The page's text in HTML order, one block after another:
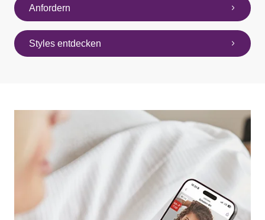
Anfordern
Styles entdecken